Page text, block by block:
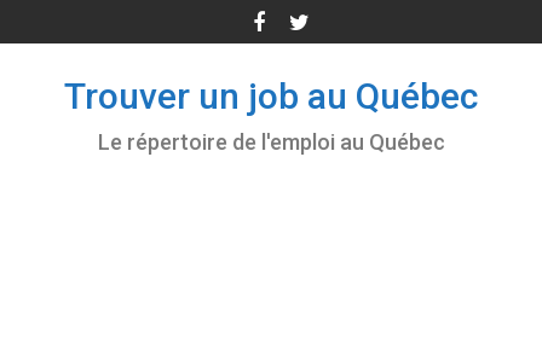
to
Trouver un job au Québec
Le répertoire de l'emploi au Québec